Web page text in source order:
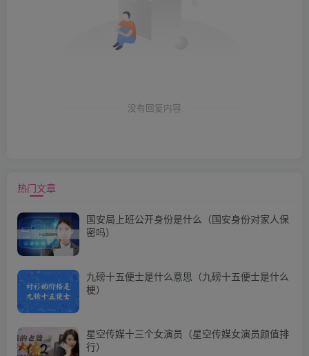
没有回复内容
热门文章
国安局上班公开身份是什么（国安身份对家人保
密吗）
九磅十五便士是什么意思（九磅十五便士是什么
梗）
星空传媒十三个女演员（星空传媒女演员颜值排
行）